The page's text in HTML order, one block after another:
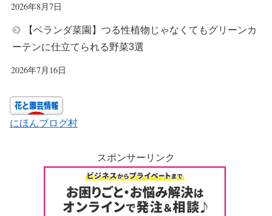
2026年8月7日
【ベランダ菜園】つる性植物じゃなくてもグリーンカ
ーテンに仕立てられる野菜3選
2026年7月16日
にほんブログ村
スポンサーリンク